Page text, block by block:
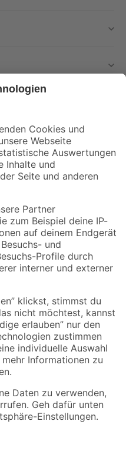
Aktionen mehr verpassen!
dargestellten Angebote sind unter
Verfügbarkeiten beziehen
für Artikel mit Speditionsversand, hier